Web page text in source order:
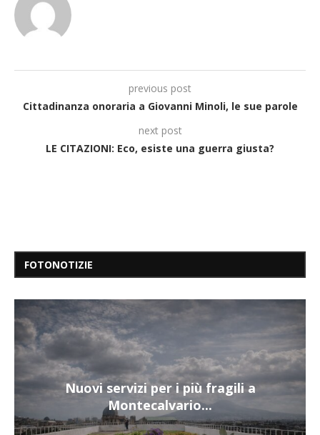
previous post
Cittadinanza onoraria a Giovanni Minoli, le sue parole
next post
LE CITAZIONI: Eco, esiste una guerra giusta?
FOTONOTIZIE
Nuovi servizi per i più fragili a
Montecalvario...